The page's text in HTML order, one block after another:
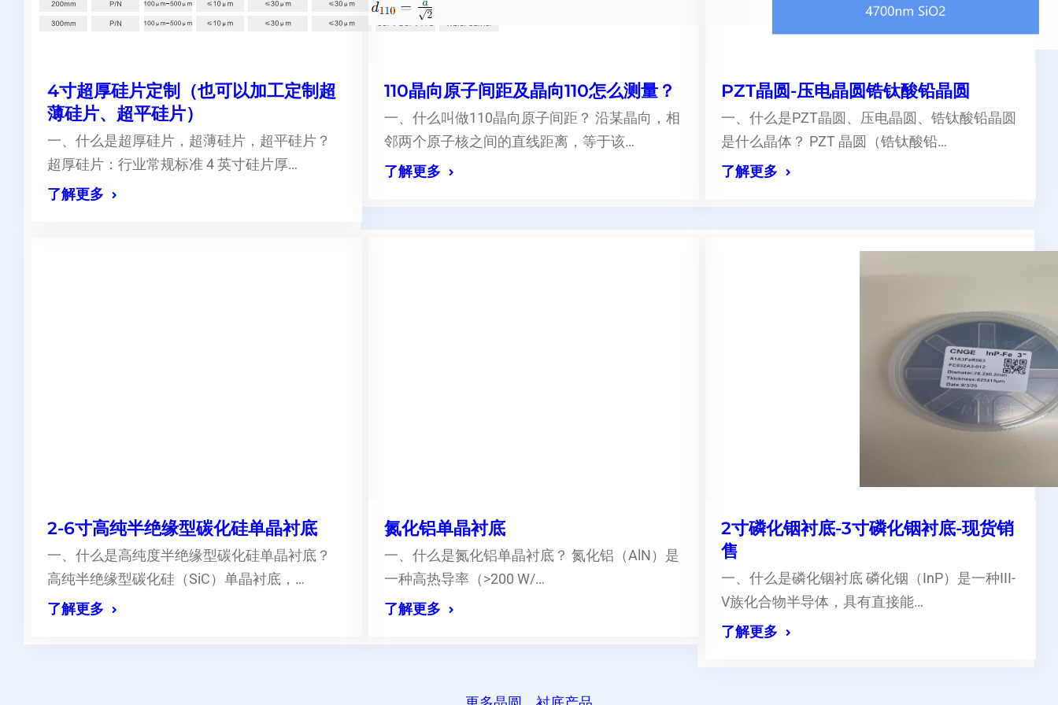
4寸超厚硅片定制（也可以加工定制超
薄硅片、超平硅片）
一、什么是超厚硅片，超薄硅片，超平硅片？
超厚硅片：行业常规标准 4 英寸硅片厚…
了解更多
110晶向原子间距及晶向110怎么测量？
一、什么叫做110晶向原子间距？ 沿某晶向，相
邻两个原子核之间的直线距离，等于该…
了解更多
PZT晶圆-压电晶圆锆钛酸铅晶圆
一、什么是PZT晶圆、压电晶圆、锆钛酸铅晶圆
是什么晶体？ PZT 晶圆（锆钛酸铅…
了解更多
2-6寸高纯半绝缘型碳化硅单晶衬底
一、什么是高纯度半绝缘型碳化硅单晶衬底？
高纯半绝缘型碳化硅（SiC）单晶衬底，…
了解更多
氮化铝单晶衬底
一、什么是氮化铝单晶衬底？ 氮化铝（AlN）是
一种高热导率（>200 W/…
了解更多
2寸磷化铟衬底-3寸磷化铟衬底-现货销
售
一、什么是磷化铟衬底 磷化铟（InP）是一种III-
V族化合物半导体，具有直接能…
了解更多